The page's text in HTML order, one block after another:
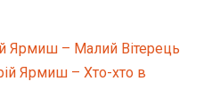
Ярмиш – Малий Вітерець
Ярмиш – Хто-хто в